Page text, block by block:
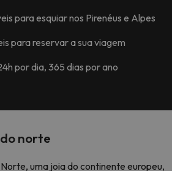
para esquiar nos Pirenéus e Alpes
para reservar a sua viagem
por dia, 365 dias por ano
norte
uma joia do continente europeu,